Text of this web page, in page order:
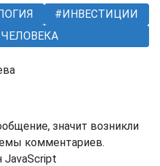
ИНВЕСТИЦИИ
значит возникли
комментариев.
JavaScript